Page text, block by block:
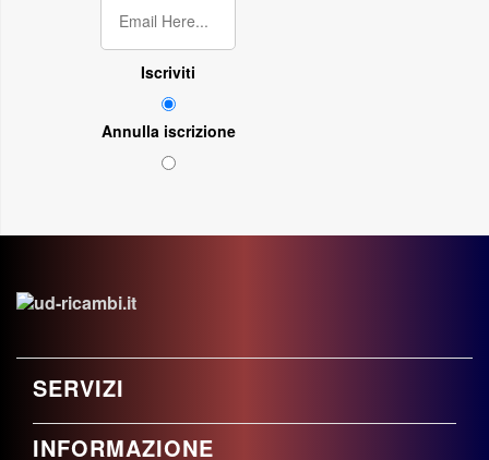
Iscriviti
Annulla iscrizione
SERVIZI
INFORMAZIONE